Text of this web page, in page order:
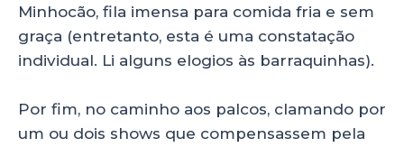
Minhocão, fila imensa para comida fria e sem
graça (entretanto, esta é uma constatação
individual. Li alguns elogios às barraquinhas).
Por fim, no caminho aos palcos, clamando por
um ou dois shows que compensassem pela